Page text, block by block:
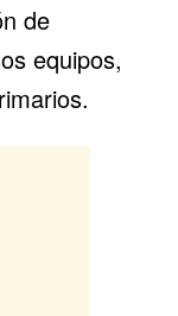
de
equipos,